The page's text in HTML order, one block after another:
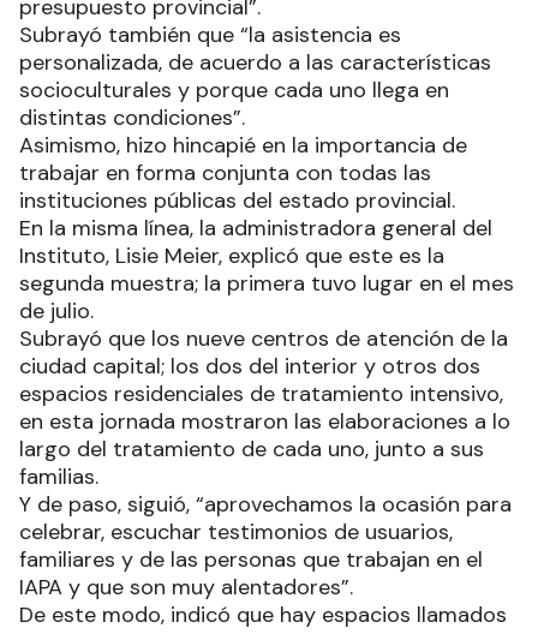
presupuesto provincial”.
Subrayó también que “la asistencia es
personalizada, de acuerdo a las características
socioculturales y porque cada uno llega en
distintas condiciones”.
Asimismo, hizo hincapié en la importancia de
trabajar en forma conjunta con todas las
instituciones públicas del estado provincial.
En la misma línea, la administradora general del
Instituto, Lisie Meier, explicó que este es la
segunda muestra; la primera tuvo lugar en el mes
de julio.
Subrayó que los nueve centros de atención de la
ciudad capital; los dos del interior y otros dos
espacios residenciales de tratamiento intensivo,
en esta jornada mostraron las elaboraciones a lo
largo del tratamiento de cada uno, junto a sus
familias.
Y de paso, siguió, “aprovechamos la ocasión para
celebrar, escuchar testimonios de usuarios,
familiares y de las personas que trabajan en el
IAPA y que son muy alentadores”.
De este modo, indicó que hay espacios llamados